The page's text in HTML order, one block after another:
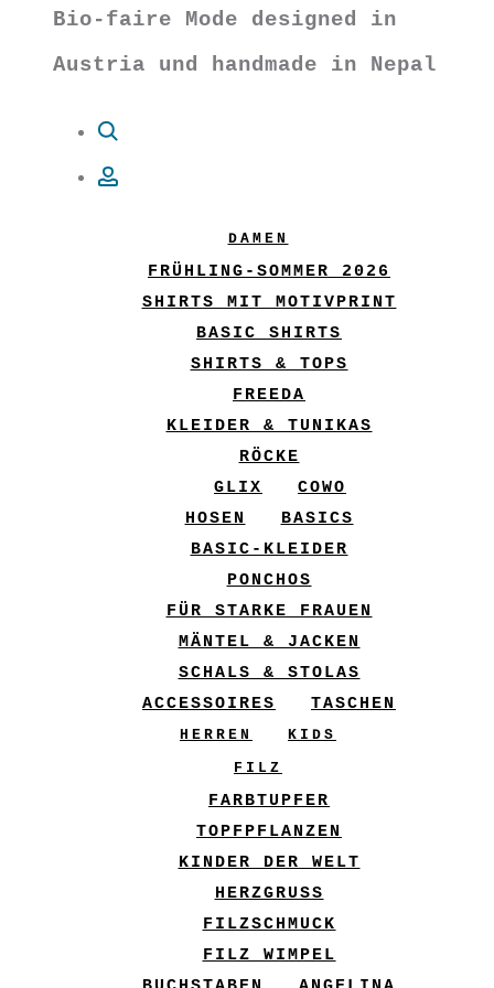
Bio-faire Mode designed in
Austria und handmade in Nepal
DAMEN
FRÜHLING-SOMMER 2026
SHIRTS MIT MOTIVPRINT
BASIC SHIRTS
SHIRTS & TOPS
FREEDA
KLEIDER & TUNIKAS
RÖCKE
GLIX
COWO
HOSEN
BASICS
BASIC-KLEIDER
PONCHOS
FÜR STARKE FRAUEN
MÄNTEL & JACKEN
SCHALS & STOLAS
ACCESSOIRES
TASCHEN
HERREN
KIDS
FILZ
FARBTUPFER
TOPFPFLANZEN
KINDER DER WELT
HERZGRUSS
FILZSCHMUCK
FILZ WIMPEL